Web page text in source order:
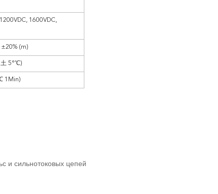
1600VDC,
±20% (m)
土 5°℃)
1Min)
и сильнотоковых цепей